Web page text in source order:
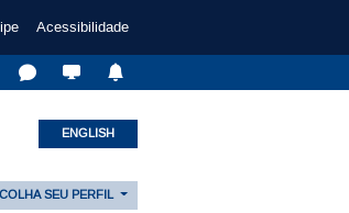
Acessibilidade
ENGLISH
SEU PERFIL